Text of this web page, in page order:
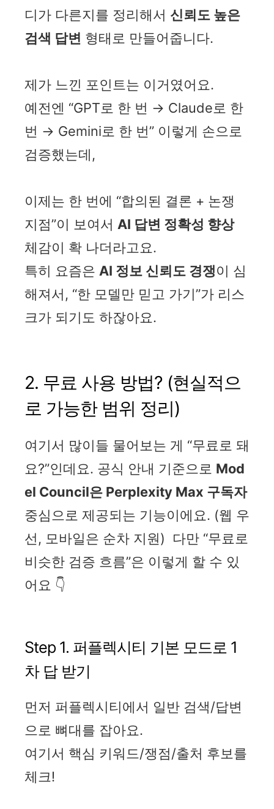
디가 다른지를 정리해서 신뢰도 높은
검색 답변 형태로 만들어줍니다.
제가 느낀 포인트는 이거였어요.
예전엔 “GPT로 한 번 → Claude로 한
번 → Gemini로 한 번” 이렇게 손으로
검증했는데,
이제는 한 번에 “합의된 결론 + 논쟁
지점”이 보여서 AI 답변 정확성 향상
체감이 확 나더라고요.
특히 요즘은 AI 정보 신뢰도 경쟁이 심
해져서, “한 모델만 믿고 가기”가 리스
크가 되기도 하잖아요.
2. 무료 사용 방법? (현실적으
로 가능한 범위 정리)
여기서 많이들 물어보는 게 “무료로 돼
요?”인데요. 공식 안내 기준으로 Mod
el Council은 Perplexity Max 구독자
중심으로 제공되는 기능이에요. (웹 우
선, 모바일은 순차 지원) 다만 “무료로
비슷한 검증 흐름”은 이렇게 할 수 있
어요 👇
Step 1. 퍼플렉시티 기본 모드로 1
차 답 받기
먼저 퍼플렉시티에서 일반 검색/답변
으로 뼈대를 잡아요.
여기서 핵심 키워드/쟁점/출처 후보를
체크!